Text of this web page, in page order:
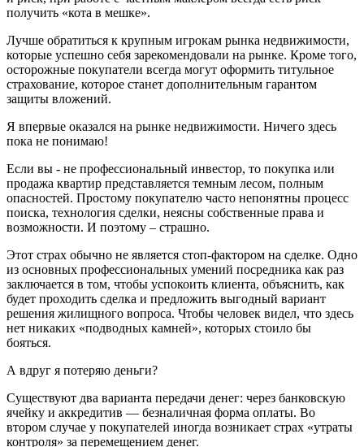
получить «кота в мешке».
Лучше обратиться к крупным игрокам рынка недвижимости,
которые успешно себя зарекомендовали на рынке. Кроме того,
осторожные покупатели всегда могут оформить титульное
страхование, которое станет дополнительным гарантом
защиты вложений.
Я впервые оказался на рынке недвижимости. Ничего здесь
пока не понимаю!
Если вы - не профессиональный инвестор, то покупка или
продажа квартир представляется темным лесом, полным
опасностей. Простому покупателю часто непонятны процесс
поиска, технология сделки, неясны собственные права и
возможности. И поэтому – страшно.
Этот страх обычно не является стоп-фактором на сделке. Одно
из основных профессиональных умений посредника как раз
заключается в том, чтобы успокоить клиента, объяснить, как
будет проходить сделка и предложить выгодный вариант
решения жилищного вопроса. Чтобы человек видел, что здесь
нет никаких «подводных камней», которых стоило бы
бояться.
А вдруг я потеряю деньги?
Существуют два варианта передачи денег: через банковскую
ячейку и аккредитив — безналичная форма оплаты. Во
втором случае у покупателей иногда возникает страх «утраты
контроля» за перемещением денег.